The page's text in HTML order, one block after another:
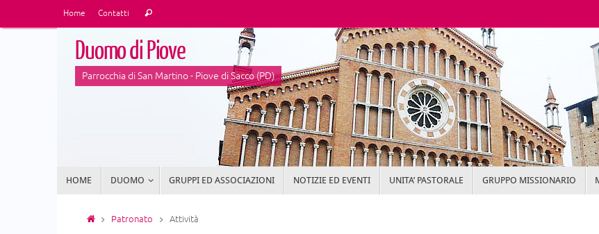
Home Contatti Cerca
Duomo di Piove
Parrocchia di San Martino - Piove di Sacco (PD)
HOME DUOMO GRUPPI ED ASSOCIAZIONI NOTIZIE ED EVENTI UNITA’ PASTORALE GRUPPO MISSIONARIO
HomePatronato Attività